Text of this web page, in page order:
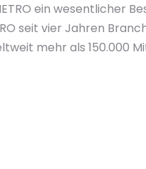
ein wesentlicher
seit vier Jahren
mehr als 150.000